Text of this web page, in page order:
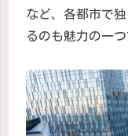
など、各都市で
るのも魅力の一つ